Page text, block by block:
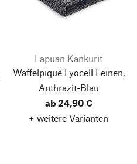
Lapuan Kankurit
Waffelpiqué Lyocell Leinen,
Anthrazit-Blau
ab 24,90 €
+ weitere Varianten